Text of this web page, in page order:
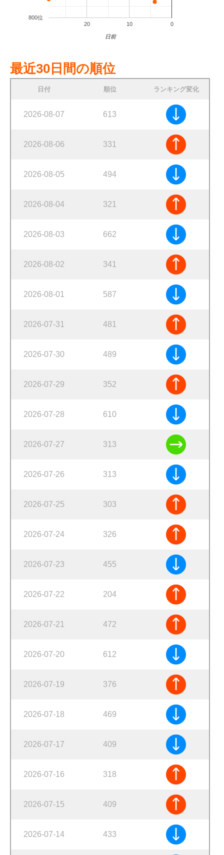
20 10 0
800位
日前
最近30日間の順位
日付 順位 ランキング変化
2026-08-07 613
2026-08-06 331
2026-08-05 494
2026-08-04 321
2026-08-03 662
2026-08-02 341
2026-08-01 587
2026-07-31 481
2026-07-30 489
2026-07-29 352
2026-07-28 610
2026-07-27 313
2026-07-26 313
2026-07-25 303
2026-07-24 326
2026-07-23 455
2026-07-22 204
2026-07-21 472
2026-07-20 612
2026-07-19 376
2026-07-18 469
2026-07-17 409
2026-07-16 318
2026-07-15 409
2026-07-14 433